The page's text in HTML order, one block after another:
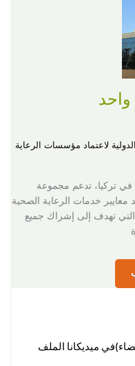
لاعتماد مؤسسات الرعاية
تركيا، تدعم مجموعة
معايير خدمات الرعاية الصحية
التي تهدف إلى إشراك جميع
ميديكانا الملف